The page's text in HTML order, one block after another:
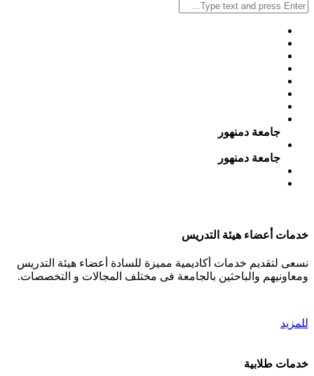
جامعة دمنهور
جامعة دمنهور
خدمات أعضاء هيئة التدريس
نسعى لتقديم خدمات أكاديمية مميزة للسادة أعضاء هيئة التدريس
ومعاونيهم والباحثين بالجامعة فى مختلف المجالات و التخصصات.
للمزيد
خدمات طلابية